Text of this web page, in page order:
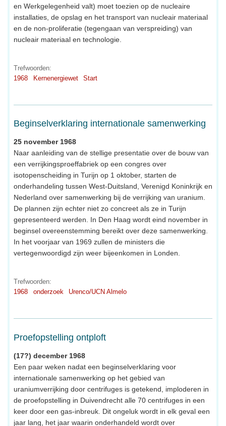
en Werkgelegenheid valt) moet toezien op de nucleaire
installaties, de opslag en het transport van nucleair materiaal
en de non-proliferatie (tegengaan van verspreiding) van
nucleair materiaal en technologie.
Trefwoorden:
1968
Kernenergiewet Start
Beginselverklaring internationale samenwerking
25 november 1968
Naar aanleiding van de stellige presentatie over de bouw van
een verrijkingsproeffabriek op een congres over
isotopenscheiding in Turijn op 1 oktober, starten de
onderhandeling tussen West-Duitsland, Verenigd Koninkrijk en
Nederland over samenwerking bij de verrijking van uranium.
De plannen zijn echter niet zo concreet als ze in Turijn
gepresenteerd werden. In Den Haag wordt eind november in
beginsel overeenstemming bereikt over deze samenwerking.
In het voorjaar van 1969 zullen de ministers die
vertegenwoordigd zijn weer bijeenkomen in Londen.
Trefwoorden:
1968
onderzoek Urenco/UCN Almelo
Proefopstelling ontploft
(17?) december 1968
Een paar weken nadat een beginselverklaring voor
internationale samenwerking op het gebied van
uraniumverrijking door centrifuges is getekend, imploderen in
de proefopstelling in Duivendrecht alle 70 centrifuges in een
keer door een gas-inbreuk. Dit ongeluk wordt in elk geval een
jaar lang, het jaar waarin onderhandeld wordt over